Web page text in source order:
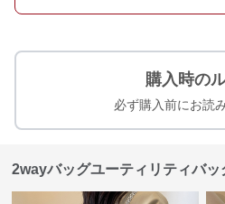
購入時の
必ず購入前にお読
2wayバッグユーティリティバッ